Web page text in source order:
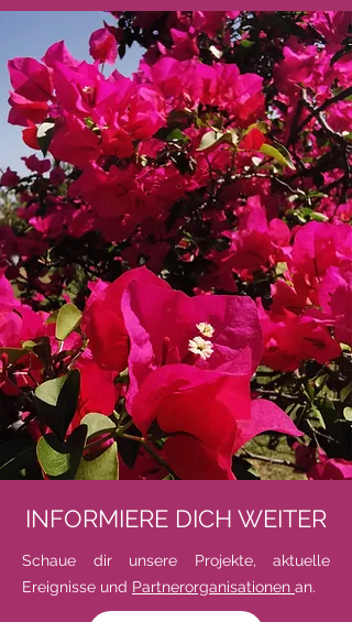
INFORMIERE DICH WEITER
Schaue dir unsere Projekte, aktuelle
Ereignisse und Partnerorganisationen an.